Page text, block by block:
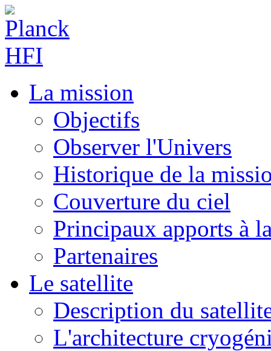
La mission
Objectifs
Observer l'Univers
Historique de la
Couverture du ciel
Principaux apports à
Partenaires
Le satellite
Description du
L'architecture